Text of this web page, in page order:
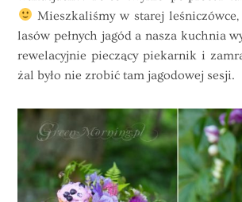
Mieszkaliśmy w starej leśniczówce,
lasów pełnych jagód a nasza kuchnia
rewelacyjnie pieczący piekarnik i
żal było nie zrobić tam jagodowej sesji.